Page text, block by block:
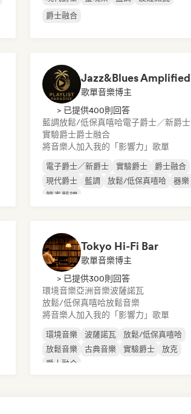
爵士融合
歌單音樂博主
> 已提供400則回答
藍調放鬆/低保真嘻哈電子爵士／新爵士
實驗爵士爵士融合
將音樂人加入我的「影響力」歌單
電子爵士／新爵士 實驗爵士
爵士融合
現代爵士
藍調 放鬆/低保真嘻哈
器樂
節奏藍調
Tokyo Hi-Fi Bar
歌單音樂博主
> 已提供300則回答
環境音樂亞洲音樂波薩諾瓦
放鬆/低保真嘻哈放鬆音樂
將音樂人加入我的「影響力」歌單
環境音樂 波薩諾瓦
放鬆/低保真嘻哈
放鬆音樂
古典音樂 實驗爵士
放克
爵士融合